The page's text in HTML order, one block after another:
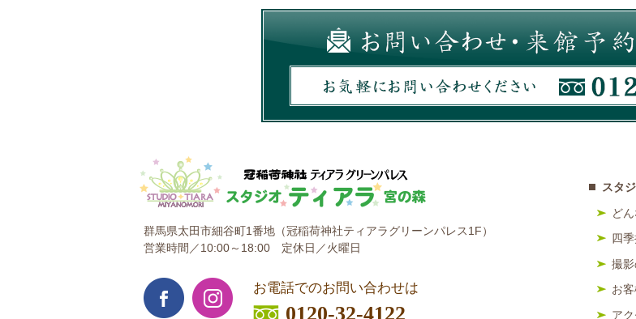
スタ
ど
四
撮
お
ア
群馬県太田市細谷町1番地（冠稲荷神社ティアラグリーンパレス1F）
営業時間／10:00～18:00 定休日／火曜日
お電話でのお問い合わせは
0120-32-4122